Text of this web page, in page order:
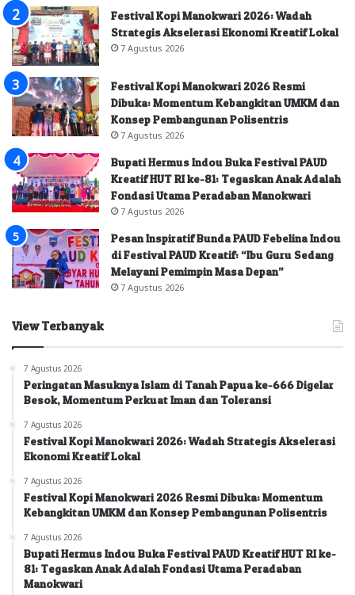
Festival Kopi Manokwari 2026: Wadah
Strategis Akselerasi Ekonomi Kreatif Lokal
7 Agustus 2026
Festival Kopi Manokwari 2026 Resmi
Dibuka: Momentum Kebangkitan UMKM dan
Konsep Pembangunan Polisentris
7 Agustus 2026
Bupati Hermus Indou Buka Festival PAUD
Kreatif HUT RI ke-81: Tegaskan Anak Adalah
Fondasi Utama Peradaban Manokwari
7 Agustus 2026
Pesan Inspiratif Bunda PAUD Febelina Indou
di Festival PAUD Kreatif: “Ibu Guru Sedang
Melayani Pemimpin Masa Depan”
7 Agustus 2026
View Terbanyak
7 Agustus 2026
Peringatan Masuknya Islam di Tanah Papua ke-666 Digelar
Besok, Momentum Perkuat Iman dan Toleransi
7 Agustus 2026
Festival Kopi Manokwari 2026: Wadah Strategis Akselerasi
Ekonomi Kreatif Lokal
7 Agustus 2026
Festival Kopi Manokwari 2026 Resmi Dibuka: Momentum
Kebangkitan UMKM dan Konsep Pembangunan Polisentris
7 Agustus 2026
Bupati Hermus Indou Buka Festival PAUD Kreatif HUT RI ke-
81: Tegaskan Anak Adalah Fondasi Utama Peradaban
Manokwari